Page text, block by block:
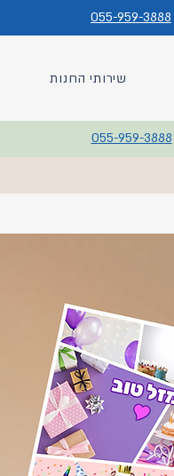
055-959-3888
שירותי החנות
055-959-3888